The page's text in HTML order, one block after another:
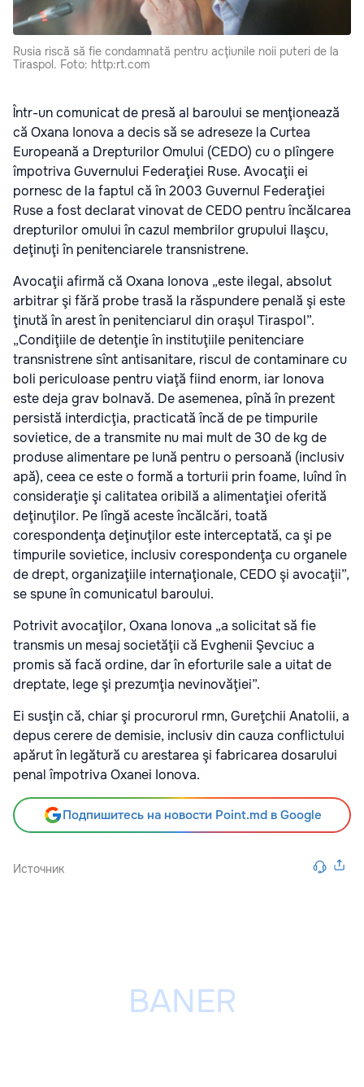
Rusia riscă să fie condamnată pentru acţiunile noii puteri de la
Tiraspol. Foto: http:rt.com
Într-un comunicat de presă al baroului se menţionează
că Oxana Ionova a decis să se adreseze la Curtea
Europeană a Drepturilor Omului (CEDO) cu o plîngere
împotriva Guvernului Federaţiei Ruse. Avocaţii ei
pornesc de la faptul că în 2003 Guvernul Federaţiei
Ruse a fost declarat vinovat de CEDO pentru încălcarea
drepturilor omului în cazul membrilor grupului Ilaşcu,
deţinuţi în penitenciarele transnistrene.
Avocaţii afirmă că Oxana Ionova „este ilegal, absolut
arbitrar şi fără probe trasă la răspundere penală şi este
ţinută în arest în penitenciarul din oraşul Tiraspol”.
„Condiţiile de detenţie în instituţiile penitenciare
transnistrene sînt antisanitare, riscul de contaminare cu
boli periculoase pentru viaţă fiind enorm, iar Ionova
este deja grav bolnavă. De asemenea, pînă în prezent
persistă interdicţia, practicată încă de pe timpurile
sovietice, de a transmite nu mai mult de 30 de kg de
produse alimentare pe lună pentru o persoană (inclusiv
apă), ceea ce este o formă a torturii prin foame, luînd în
consideraţie şi calitatea oribilă a alimentaţiei oferită
deţinuţilor. Pe lîngă aceste încălcări, toată
corespondenţa deţinuţilor este interceptată, ca şi pe
timpurile sovietice, inclusiv corespondenţa cu organele
de drept, organizaţiile internaţionale, CEDO şi avocaţii”,
se spune în comunicatul baroului.
Potrivit avocaţilor, Oxana Ionova „a solicitat să fie
transmis un mesaj societăţii că Evghenii Şevciuc a
promis să facă ordine, dar în eforturile sale a uitat de
dreptate, lege şi prezumţia nevinovăţiei”.
Ei susţin că, chiar şi procurorul rmn, Gureţchii Anatolii, a
depus cerere de demisie, inclusiv din cauza conflictului
apărut în legătură cu arestarea şi fabricarea dosarului
penal împotriva Oxanei Ionova.
Подпишитесь на новости Point.md в Google
Источник